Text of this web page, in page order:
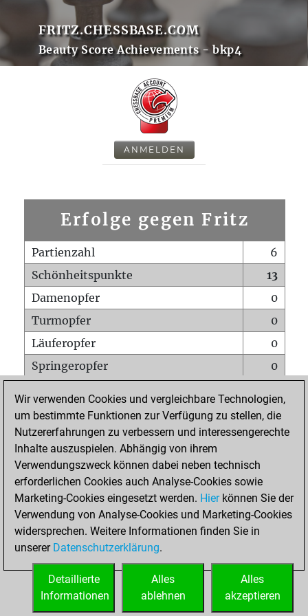
FRITZ.CHESSBASE.COM
Beauty Score Achievements - bkp4
ANMELDEN
Erfolge gegen Fritz
Partienzahl
6
Schönheitspunkte
13
Damenopfer
0
Turmopfer
0
Läuferopfer
0
Springeropfer
0
Matt auf vollem Brett
0
Bauer setzt Matt
0
Erstickte Matts
Unterverwandlungen
Türme auf der siebten
0
STARTSEITE
Wir verwenden Cookies und vergleichbare Technologien,
um bestimmte Funktionen zur Verfügung zu stellen, die
Nutzererfahrungen zu verbessern und interessengerechte
Inhalte auszuspielen. Abhängig von ihrem
Verwendungszweck können dabei neben technisch
erforderlichen Cookies auch Analyse-Cookies sowie
Marketing-Cookies eingesetzt werden. Hierkönnen Sie der
Verwendung von Analyse-Cookies und Marketing-Cookies
widersprechen. Weitere Informationen finden Sie in
unserer Datenschutzerklärung.
Alles
akzeptieren
Alles
ablehnen
Detaillierte
Informationen